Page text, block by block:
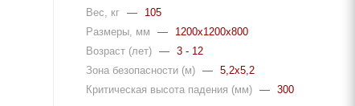
Вес, кг —
105
Размеры, мм
—
1200x1200x800
Возраст (лет) — 3 - 12
Зона безопасности (м) — 5,2x5,2
Критическая высота падения (мм) — 300